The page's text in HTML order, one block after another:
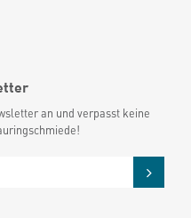
an und verpasst keine